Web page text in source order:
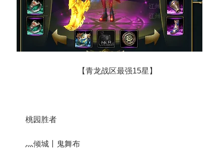
【青龙战区最强15星】
桃园胜者
灬倾城丨鬼舞布